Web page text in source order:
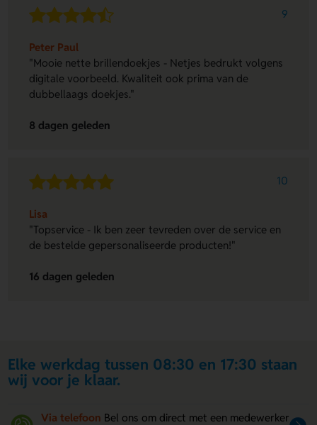
9
Peter Paul
"Mooie nette brillendoekjes - Netjes bedrukt volgens
digitale voorbeeld. Kwaliteit ook prima van de
dubbellaags doekjes."
8 dagen geleden
10
Lisa
"Topservice - Ik ben zeer tevreden over de service en
de bestelde gepersonaliseerde producten!"
16 dagen geleden
Elke werkdag tussen 08:30 en 17:30 staan
wij voor je klaar.
Via telefoon Bel ons om direct met een medewerker